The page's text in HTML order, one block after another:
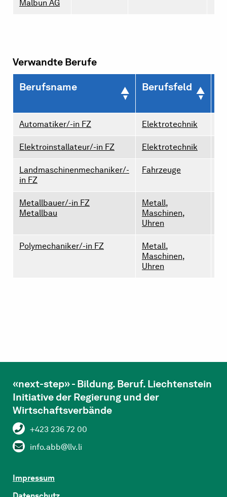
Malbun AG
Verwandte Berufe
Berufsname Berufsfeld
Automatiker/-in FZ Elektrotechnik
Elektroinstallateur/-in FZ Elektrotechnik
Landmaschinenmechaniker/-
in FZ
Fahrzeuge
Metallbauer/-in FZ
Metallbau
Metall,
Maschinen,
Uhren
Polymechaniker/-in FZ
Metall,
Maschinen,
Uhren
«next-step» - Bildung. Beruf. Liechtenstein
Initiative der Regierung und der
Wirtschaftsverbände
+423 236 72 00
info.abb@llv.li
Impressum